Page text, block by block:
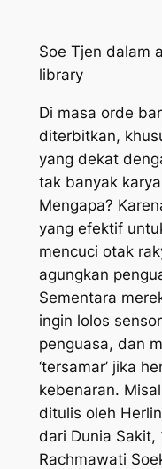
Soe Tjen dalam
library
Di masa orde
diterbitkan,
yang dekat
tak banyak
Mengapa?
yang efektif
mencuci otak
agungkan
Sementara
ingin lolos
penguasa, dan
‘tersamar’ jika
kebenaran.
ditulis oleh
dari Dunia
Rachmawati